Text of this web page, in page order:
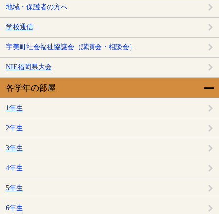
地域・保護者の方へ
学校通信
宇美町社会福祉協議会（講演会・相談会）
NIE福岡県大会
各学年の部屋
1年生
2年生
3年生
4年生
5年生
6年生